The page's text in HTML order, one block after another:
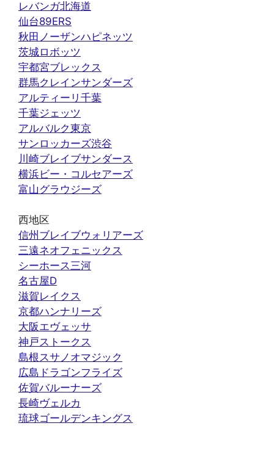
レバンガ北海道
仙台89ERS
秋田ノーザンハピネッツ
茨城ロボッツ
宇都宮ブレックス
群馬クレインサンダーズ
アルティーリ千葉
千葉ジェッツ
アルバルク東京
サンロッカーズ渋谷
川崎ブレイブサンダース
横浜ビー・コルセアーズ
富山グラウジーズ
西地区
信州ブレイブウォリアーズ
三遠ネオフェニックス
シーホース三河
名古屋D
滋賀レイクス
京都ハンナリーズ
大阪エヴェッサ
神戸ストークス
島根スサノオマジック
広島ドラゴンフライズ
佐賀バルーナーズ
長崎ヴェルカ
琉球ゴールデンキングス